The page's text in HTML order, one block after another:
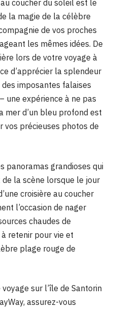
coucher du soleil est le
la magie de la célèbre
de vos proches
les mêmes idées. De
lors de votre voyage à
d’apprécier la splendeur
imposantes falaises
une expérience à ne pas
mer d’un bleu profond est
précieuses photos de
panoramas grandioses qui
la scène lorsque le jour
croisière au coucher
l’occasion de nager
chaudes de
retenir pour vie et
plage rouge de
sur l’île de Santorin
assurez-vous